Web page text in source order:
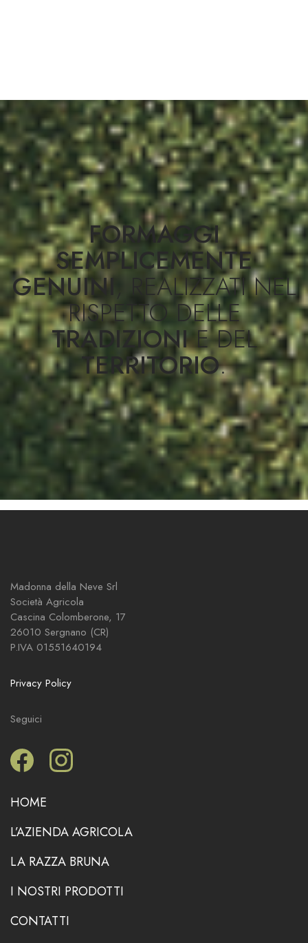
FORMAGGI
SEMPLICEMENTE
GENUINI , REALIZZATI NEL
RISPETTO DELLE
TRADIZIONIE DEL
TERRITORIO.
Madonna della Neve Srl
Società Agricola
Cascina Colomberone, 17
26010 Sergnano (CR)
P.IVA 01551640194
Privacy Policy
Seguici
FacebookInstagram
HOME
L’AZIENDA AGRICOLA
LA RAZZA BRUNA
I NOSTRI PRODOTTI
CONTATTI